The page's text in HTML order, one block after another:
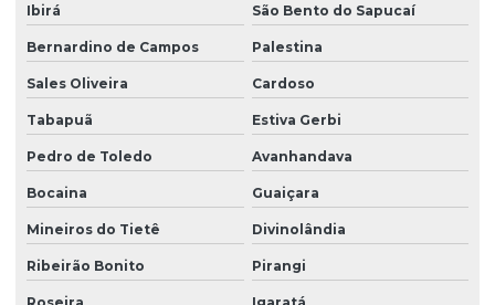
Ibirá São Bento do Sapucaí
Bernardino de Campos Palestina
Sales Oliveira Cardoso
Tabapuã Estiva Gerbi
Pedro de Toledo Avanhandava
Bocaina Guaiçara
Mineiros do Tietê Divinolândia
Ribeirão Bonito Pirangi